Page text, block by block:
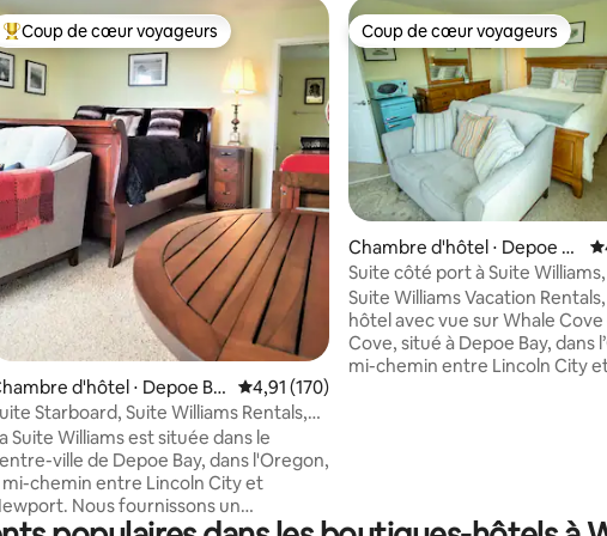
sur la base de 1 195 commentaires : 4,7 sur 5
Coups de cœur voyageurs les plus appréciés
Coup de cœur voyageurs
d'hôtel ⋅ Depoe Ba
Évaluation moyenne sur la base de 170
4,91 (170)
Starboard, Suite Williams Rentals,
Bay
Suite Williams est située dans le
ville de Depoe Bay, dans l'Oregon,
mi-chemin entre Lincoln City et
Nous fournissons un
hors de la rue. La
Coup de cœur voyageurs
Coup de cœur voyageurs
Chambre d'hôtel ⋅ Depoe B
ay
Suite côté port à Suite
Bay, Oregon
Suite Williams Vacation
hôtel avec vue sur Whale
Cove, situé à Depoe Bay, dans
mi-chemin entre Lincoln City
l’italienne. Le chariot-bar